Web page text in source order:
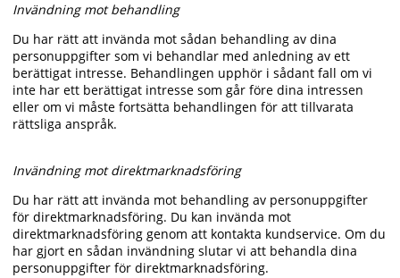
Invändning mot behandling
Du har rätt att invända mot sådan behandling av dina
personuppgifter som vi behandlar med anledning av ett
berättigat intresse. Behandlingen upphör i sådant fall om vi
inte har ett berättigat intresse som går före dina intressen
eller om vi måste fortsätta behandlingen för att tillvarata
rättsliga anspråk.
Invändning mot direktmarknadsföring
Du har rätt att invända mot behandling av personuppgifter
för direktmarknadsföring. Du kan invända mot
direktmarknadsföring genom att kontakta kundservice. Om du
har gjort en sådan invändning slutar vi att behandla dina
personuppgifter för direktmarknadsföring.